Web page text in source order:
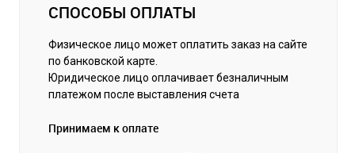
СПОСОБЫ ОПЛАТЫ
Физическое лицо может оплатить заказ на сайте
по банковской карте.
Юридическое лицо оплачивает безналичным
платежом после выставления счета
Принимаем к оплате